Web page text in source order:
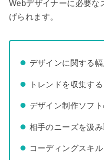
Webデザイナーに必要な
げられます。
デザインに関する
トレンドを収集す
デザイン制作ソフ
相手のニーズを汲
コーディングスキル